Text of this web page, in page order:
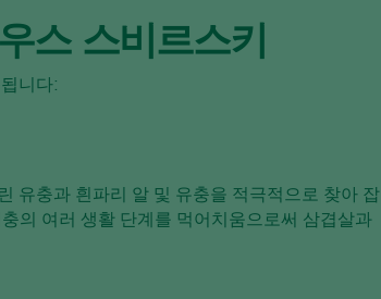
스 스비르스키
니다:
유충과 흰파리 알 및 유충을 적극적으로 찾아 잡
의 여러 생활 단계를 먹어치움으로써 삼겹살과